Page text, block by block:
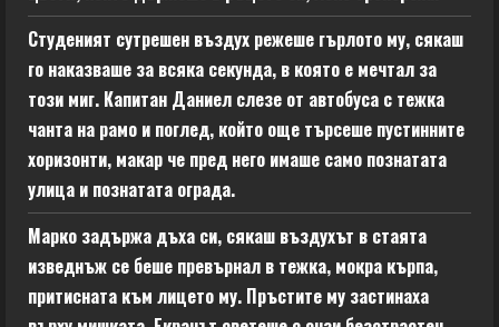
Студеният сутрешен въздух режеше гърлото му, сякаш
го наказваше за всяка секунда, в която е мечтал за
този миг. Капитан Даниел слезе от автобуса с тежка
чанта на рамо и поглед, който още търсеше пустинните
хоризонти, макар че пред него имаше само познатата
улица и познатата ограда.
Марко задържа дъха си, сякаш въздухът в стаята
изведнъж се беше превърнал в тежка, мокра кърпа,
притисната към лицето му. Пръстите му застинаха